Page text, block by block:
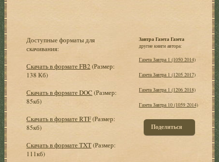
Доступные форматы для
скачивания:
Скачать в формате FB2 (Размер:
138 Кб)
Скачать в формате DOC (Размер:
85кб)
Скачать в формате RTF(Размер:
85кб)
Скачать в формате TXT(Размер:
111кб)
Завтра Газета Газета
другие книги автора:
Газета Завтра 1 (1050 2014)
Газета Завтра 1 (1205 2017)
Газета Завтра 1 (1206 2018)
Газета Завтра 10 (1059 2014)
Поделиться